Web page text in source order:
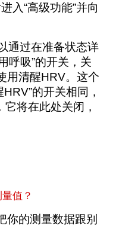
入“高级功能”并向
通过在准备状态详
呼吸”的开关，关
用清醒HRV。这个
的开关相同，
将在此处关闭，
值？
你的测量数据跟别